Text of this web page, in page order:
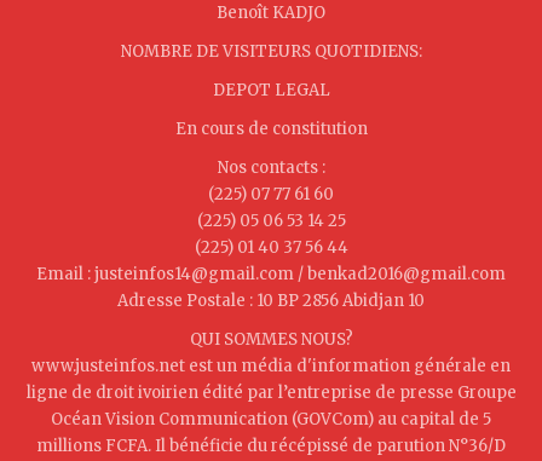
Benoît KADJO
NOMBRE DE VISITEURS QUOTIDIENS:
DEPOT LEGAL
En cours de constitution
Nos contacts :
(225) 07 77 61 60
(225) 05 06 53 14 25
(225) 01 40 37 56 44
Email : justeinfos14@gmail.com / benkad2016@gmail.com
Adresse Postale : 10 BP 2856 Abidjan 10
QUI SOMMES NOUS?
www.justeinfos.net est un média d'information générale en
ligne de droit ivoirien édité par l’entreprise de presse Groupe
Océan Vision Communication (GOVCom) au capital de 5
millions FCFA. Il bénéficie du récépissé de parution N°36/D